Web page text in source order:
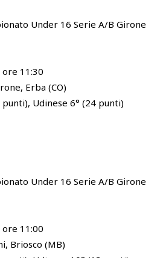
Under 16 Serie A/B Girone
11:30
Erba (CO)
punti), Udinese 6° (24 punti)
Under 16 Serie A/B Girone
11:00
Briosco (MB)